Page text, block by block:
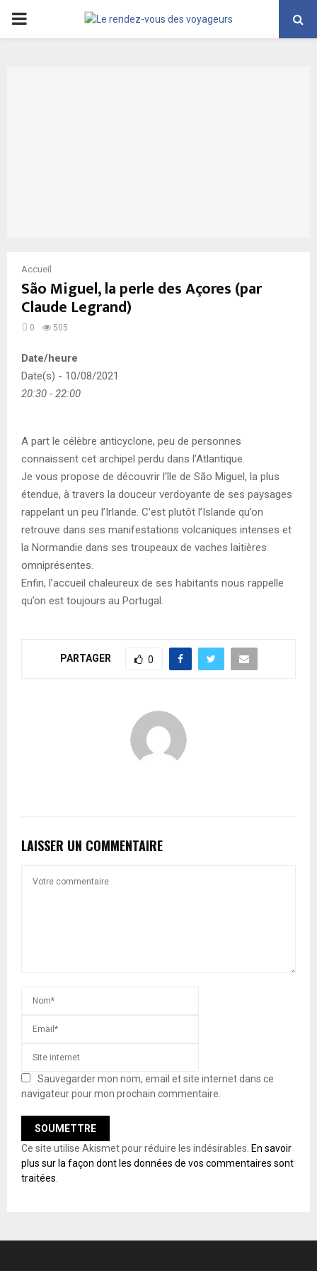
PRIMARY
Accueil
São Miguel, la perle des Açores (par
Claude Legrand)
0 505
Date/heure
Date(s) - 10/08/2021
20:30 - 22:00
A part le célèbre anticyclone, peu de personnes
connaissent cet archipel perdu dans l’Atlantique.
Je vous propose de découvrir l’île de São Miguel, la plus
étendue, à travers la douceur verdoyante de ses paysages
rappelant un peu l’Irlande. C’est plutôt l’Islande qu’on
retrouve dans ses manifestations volcaniques intenses et
la Normandie dans ses troupeaux de vaches laitières
omniprésentes.
Enfin, l’accueil chaleureux de ses habitants nous rappelle
qu’on est toujours au Portugal.
PARTAGER 0
LAISSER UN COMMENTAIRE
Sauvegarder mon nom, email et site internet dans ce
navigateur pour mon prochain commentaire.
Ce site utilise Akismet pour réduire les indésirables. En savoir
plus sur la façon dont les données de vos commentaires sont
traitées.